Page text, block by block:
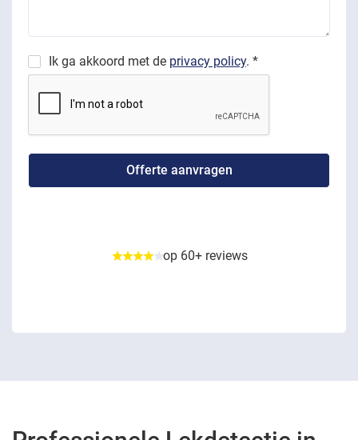
Ik ga akkoord met de privacy policy. *
op 60+ reviews